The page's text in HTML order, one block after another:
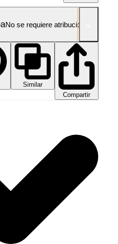
No se requiere atribución!
Similar
Compartir